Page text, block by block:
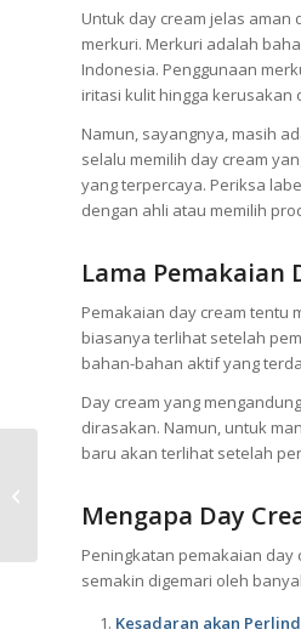
Untuk day cream jelas
merkuri. Merkuri adalah
Indonesia. Penggunaan
iritasi kulit hingga kerusakan
Namun, sayangnya, masih
selalu memilih day cream
yang terpercaya. Periksa
dengan ahli atau memilih
Lama Pemakaian
Pemakaian day cream tentu
biasanya terlihat setelah
bahan-bahan aktif yang
Day cream yang
dirasakan. Namun, untuk
baru akan terlihat setelah
Mengapa Day
Peningkatan pemakaian
semakin digemari oleh
Kesadaran akan
Fungsinya